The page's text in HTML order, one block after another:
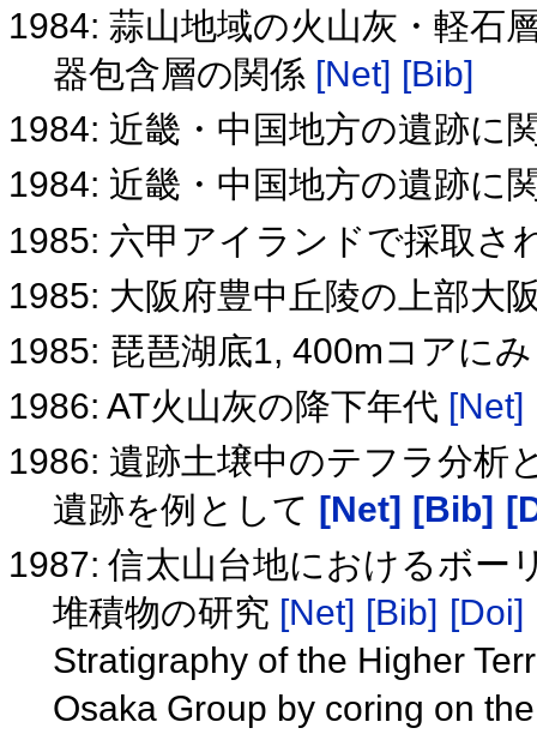
1984: 蒜山地域の火山灰・軽石
器包含層の関係 [Net] [Bib]
1984: 近畿・中国地方の遺跡に
1984: 近畿・中国地方の遺跡に
1985: 六甲アイランドで採取さ
1985: 大阪府豊中丘陵の上部大
1985: 琵琶湖底1, 400mコアに
1986: AT火山灰の降下年代 [Net]
1986: 遺跡土壌中のテフラ分析
遺跡を例として [Net] [Bib]
1987: 信太山台地におけるボー
堆積物の研究 [Net] [Bib] [Doi]
Stratigraphy of the Higher
Osaka Group by coring on